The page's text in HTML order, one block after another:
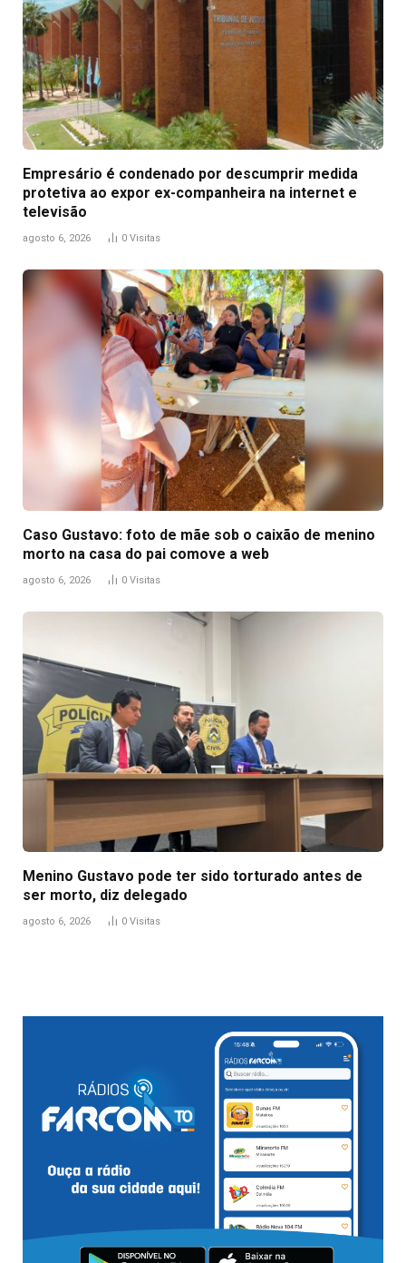
Empresário é condenado por descumprir medida
protetiva ao expor ex-companheira na internet e
televisão
agosto 6, 2026 0 Visitas
Caso Gustavo: foto de mãe sob o caixão de menino
morto na casa do pai comove a web
agosto 6, 2026 0 Visitas
Menino Gustavo pode ter sido torturado antes de
ser morto, diz delegado
agosto 6, 2026 0 Visitas